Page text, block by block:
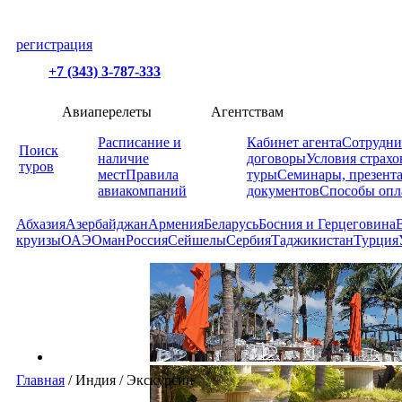
регистрация
+7 (343) 3-787-333
Поиск
туров
Авиаперелеты
Расписание и
наличие
местПравила
авиакомпаний
Агентствам
Кабинет агента
договорыУсловия
турыСеминары,
документовСпособы
АбхазияАзербайджанАрменияБеларусьБосния и Герцеговина
круизыОАЭОманРоссияСейшелыСербияТаджикистанТурция
Главная /Индия /Экскурсии